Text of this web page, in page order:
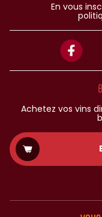
En vous
Achetez vos vins